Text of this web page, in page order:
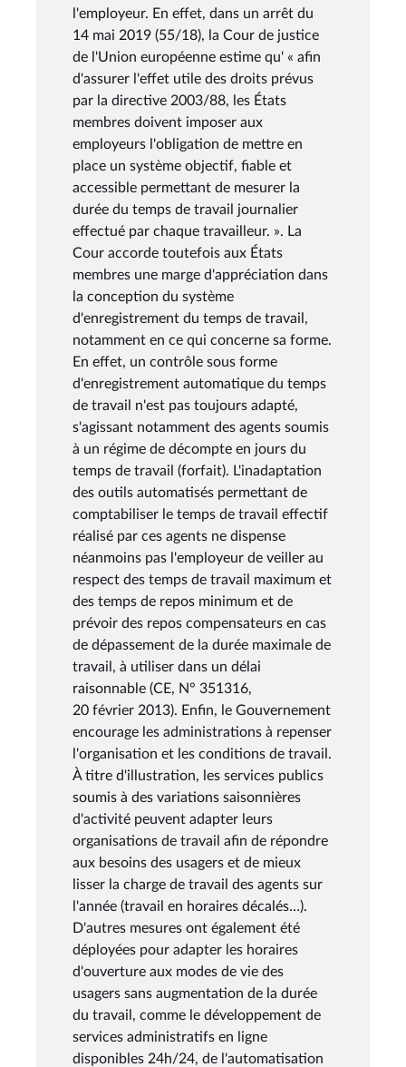
l'employeur. En effet, dans un arrêt du
14 mai 2019 (55/18), la Cour de justice
de l'Union européenne estime qu' « afin
d'assurer l'effet utile des droits prévus
par la directive 2003/88, les États
membres doivent imposer aux
employeurs l'obligation de mettre en
place un système objectif, fiable et
accessible permettant de mesurer la
durée du temps de travail journalier
effectué par chaque travailleur. ». La
Cour accorde toutefois aux États
membres une marge d'appréciation dans
la conception du système
d'enregistrement du temps de travail,
notamment en ce qui concerne sa forme.
En effet, un contrôle sous forme
d'enregistrement automatique du temps
de travail n'est pas toujours adapté,
s'agissant notamment des agents soumis
à un régime de décompte en jours du
temps de travail (forfait). L'inadaptation
des outils automatisés permettant de
comptabiliser le temps de travail effectif
réalisé par ces agents ne dispense
néanmoins pas l'employeur de veiller au
respect des temps de travail maximum et
des temps de repos minimum et de
prévoir des repos compensateurs en cas
de dépassement de la durée maximale de
travail, à utiliser dans un délai
raisonnable (CE, N° 351316,
20 février 2013). Enfin, le Gouvernement
encourage les administrations à repenser
l'organisation et les conditions de travail.
À titre d'illustration, les services publics
soumis à des variations saisonnières
d'activité peuvent adapter leurs
organisations de travail afin de répondre
aux besoins des usagers et de mieux
lisser la charge de travail des agents sur
l'année (travail en horaires décalés…).
D'autres mesures ont également été
déployées pour adapter les horaires
d'ouverture aux modes de vie des
usagers sans augmentation de la durée
du travail, comme le développement de
services administratifs en ligne
disponibles 24h/24, de l'automatisation